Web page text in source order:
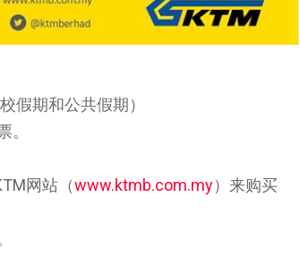
假期和公共假期）
。
网站（www.ktmb.com.my）来购买